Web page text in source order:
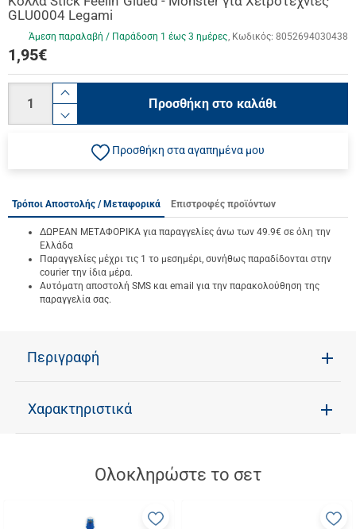
GLU0004 Legami
Άμεση παραλαβή / Παράδoση 1 έως 3 ημέρες Κωδικός: 8052694030438
1,95€
product.increase.quantity
product.decrease.quantity
Προσθήκη στο καλάθι
Προσθήκη στα αγαπημένα μου
Τρόποι Αποστολής / Μεταφορικά Επιστροφές προϊόντων
ΔΩΡΕΑΝ ΜΕΤΑΦΟΡΙΚΑ για παραγγελίες άνω των 49.9€ σε όλη την
Ελλάδα
Παραγγελίες μέχρι τις 1 το μεσημέρι, συνήθως παραδίδονται στην
courier την ίδια μέρα.
Αυτόματη αποστολή SMS και email για την παρακολούθηση της
παραγγελία σας.
Περιγραφή
Χαρακτηριστικά
Ολοκληρώστε το σετ
Προσθήκη